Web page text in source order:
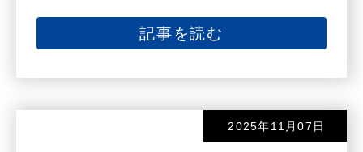
記事を読む
2025年11月07日